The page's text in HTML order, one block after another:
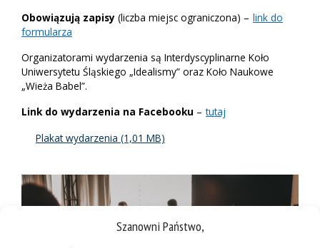
Szanowni Państwo,
Obowiązują zapisy (liczba miejsc ograniczona) – link do
formularza
Organizatorami wydarzenia są Interdyscyplinarne Koło
Uniwersytetu Śląskiego „Idealismy” oraz Koło Naukowe
„Wieża Babel”.
Link do wydarzenia na Facebooku – tutaj
Plakat wydarzenia